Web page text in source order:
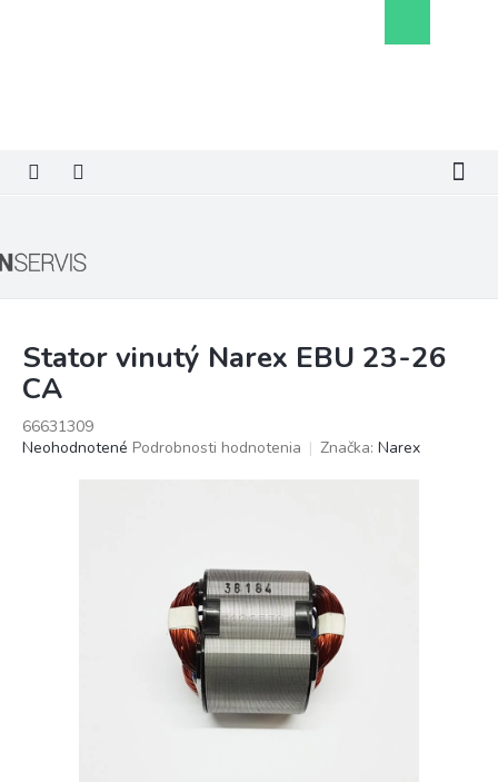
košík
Stator vinutý Narex EBU 23-26
CA
66631309
Priemerné
Neohodnotené Podrobnosti hodnotenia Značka: Narex